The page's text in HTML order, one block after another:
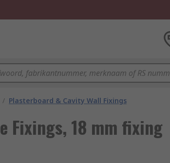
/ Plasterboard & Cavity Wall Fixings
Fixings, 18 mm fixing